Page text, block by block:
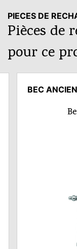
PIECES DE
Pièces de
pour ce
BEC